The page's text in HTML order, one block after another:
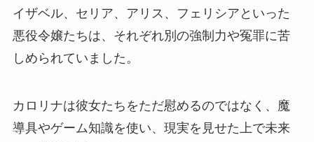
イザベル、セリア、アリス、フェリシアといった
悪役令嬢たちは、それぞれ別の強制力や冤罪に苦
しめられていました。
カロリナは彼女たちをただ慰めるのではなく、魔
導具やゲーム知識を使い、現実を見せた上で未来